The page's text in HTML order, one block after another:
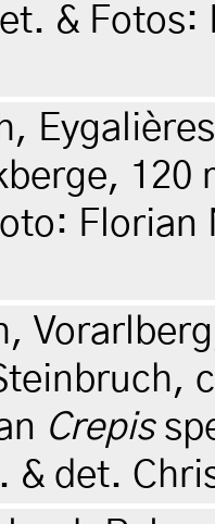
&
120
Crepis
& det.